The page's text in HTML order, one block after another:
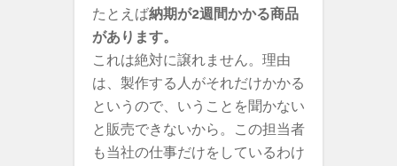
たとえば納期が2週間かかる商品
があります。
これは絶対に譲れません。理由
は、製作する人がそれだけかかる
というので、いうことを聞かない
と販売できないから。この担当者
も当社の仕事だけをしているわけ